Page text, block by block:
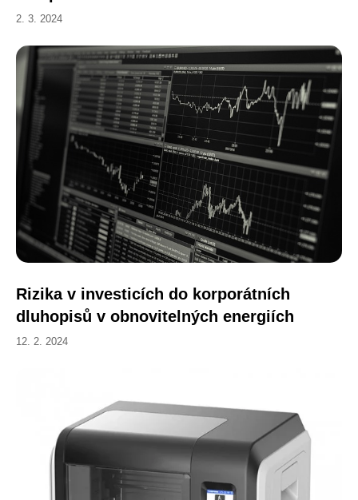
2. 3. 2024
Rizika v investicích do korporátních
dluhopisů v obnovitelných energiích
12. 2. 2024